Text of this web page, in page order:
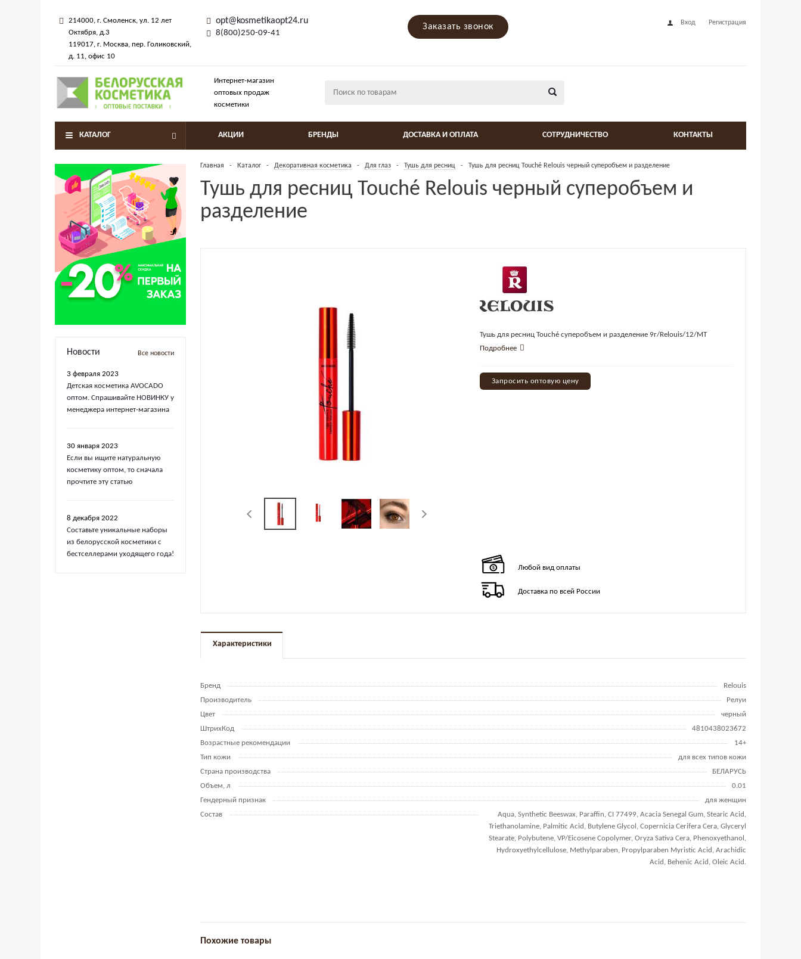
214000, г. Смоленск, ул. 12 лет
Октября, д.3
119017, г. Москва, пер. Голиковский,
д. 11, офис 10
opt@kosmetikaopt24.ru
8(800)250-09-41
Заказать звонок Вход Регистрация
Интернет-магазин
оптовых продаж
косметики
КАТАЛОГ АКЦИИ БРЕНДЫ ДОСТАВКА И ОПЛАТА СОТРУДНИЧЕСТВО КОНТАКТЫ
Новости Все новости
3 февраля 2023
Детская косметика AVOCADO
оптом. Спрашивайте НОВИНКУ у
менеджера интернет-магазина
30 января 2023
Если вы ищите натуральную
косметику оптом, то сначала
прочтите эту статью
8 декабря 2022
Составьте уникальные наборы
из белорусской косметики с
бестселлерами уходящего года!
Главная - Каталог - Декоративная косметика - Для глаз - Тушь для ресниц - Тушь для ресниц Touché Relouis черный суперобъем и разделение
Тушь для ресниц Touché Relouis черный суперобъем и
разделение
Тушь для ресниц Touché суперобъем и разделение 9г/Relouis/12/МТ
Подробнее
Запросить оптовую цену
Любой вид оплаты
Доставка по всей России
Характеристики
Бренд
Relouis
Производитель
Релуи
Цвет
черный
ШтрихКод
4810438023672
Возрастные рекомендации
14+
Тип кожи
для всех типов кожи
Страна производства
БЕЛАРУСЬ
Объем, л
0.01
Гендерный признак
для женщин
Состав
Aqua, Synthetic Beeswax, Paraffin, CI 77499, Acacia Senegal Gum, Stearic Acid,
Triethanolamine, Palmitic Acid, Butylene Glycol, Copernicia Cerifera Cera, Glyceryl
Stearate, Polybutene, VP/Eicosene Copolymer, Oryza Sativa Cera, Phenoxyethanol,
Hydroxyethylcellulose, Methylparaben, Propylparaben Myristic Acid, Arachidic
Acid, Behenic Acid, Oleic Acid.
Похожие товары